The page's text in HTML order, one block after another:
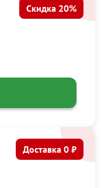
Скидка 20%
Доставка 0 ₽